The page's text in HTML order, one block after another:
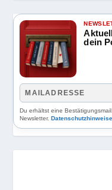
dein
Du erhältst eine
Newsletter.Datenschutzhinweise